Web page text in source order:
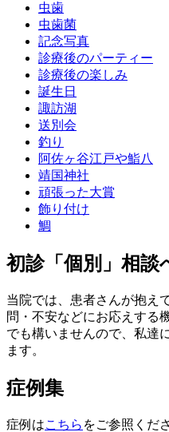
虫歯
虫歯菌
記念写真
診療後のパーティー
診療後の楽しみ
誕生日
諏訪湖
送別会
釣り
阿佐ヶ谷江戸や鮨八
靖国神社
頑張った大賞
飾り付け
鯛
初診「個別」相談
当院では、患者さんが抱え
問・不安などにお応えする
でも構いませんので、私達
ます。
症例集
症例はこちら をご参照くだ